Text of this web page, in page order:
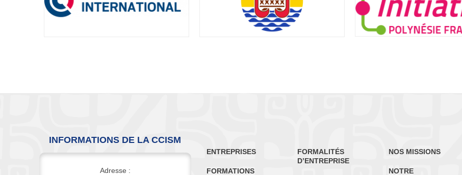
INFORMATIONS DE LA CCISM
Adresse :
ENTREPRISES
FORMATIONS
FORMALITÉS
D’ENTREPRISE
NOS MISSIONS
NOTRE